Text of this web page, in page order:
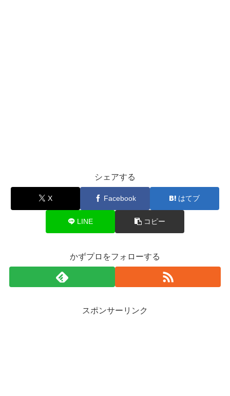
シェアする
X Facebook はてブ
LINE コピー
かずプロをフォローする
スポンサーリンク